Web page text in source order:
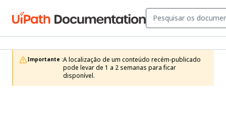
Importante :A localização de um conteúdo recém-publicado
pode levar de 1 a 2 semanas para ficar
disponível.